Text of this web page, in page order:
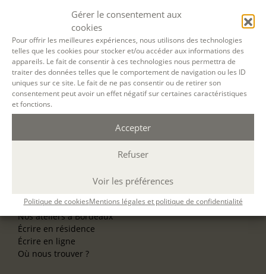
Gérer le consentement aux
cookies
Pour offrir les meilleures expériences, nous utilisons des technologies
telles que les cookies pour stocker et/ou accéder aux informations des
appareils. Le fait de consentir à ces technologies nous permettra de
traiter des données telles que le comportement de navigation ou les ID
uniques sur ce site. Le fait de ne pas consentir ou de retirer son
consentement peut avoir un effet négatif sur certaines caractéristiques
et fonctions.
Accepter
Refuser
Voir les préférences
Politique de cookiesMentions légales et politique de confidentialité
est à effectuer au plus tard un mois avant le début de la
NOS ATELIERS
Découverte
L’école d’écriture
La fabrique du manuscrit
Les stages pour artistes-auteurs
Se former à la biographie
Nos ateliers à Lyon
Nos ateliers à Bordeaux
Écrire en résidence
Écrire en ligne
Où nous trouver ?